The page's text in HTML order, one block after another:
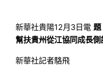
新華社貴陽12月3日電
幫扶貴州從江協同成長側
新華社記者駱飛